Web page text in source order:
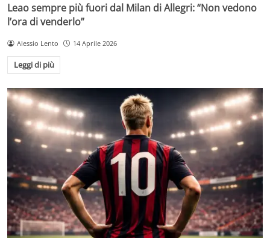
Leao sempre più fuori dal Milan di Allegri: “Non vedono
l’ora di venderlo”
Alessio Lento 14 Aprile 2026
Leggi di più